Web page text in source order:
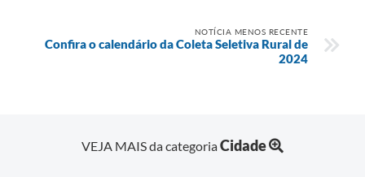
NOTÍCIA MENOS RECENTE
Confira o calendário da Coleta Seletiva Rural de
2024
VEJA MAIS da categoriaCidade